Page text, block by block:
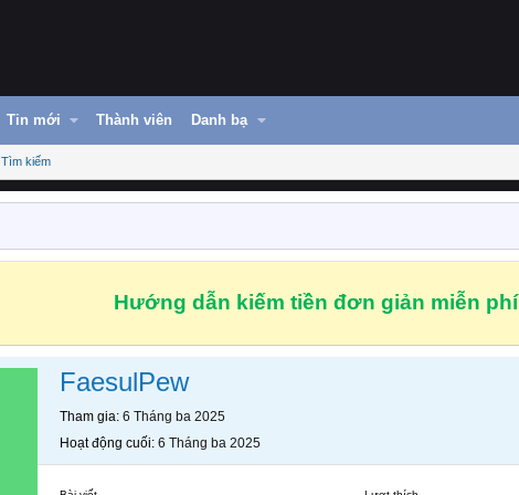
Tin mới Thành viên Danh bạ
Tìm kiếm
Hướng dẫn kiếm tiền đơn giản miễn phí
FaesulPew
Tham gia 6 Tháng ba 2025
Hoạt động cuối 6 Tháng ba 2025